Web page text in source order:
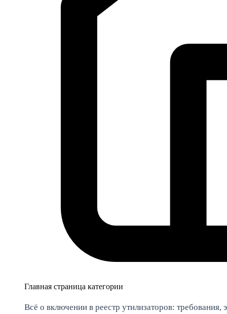
Главная страница категории
Всё о включении в реестр утилизаторов: требования,